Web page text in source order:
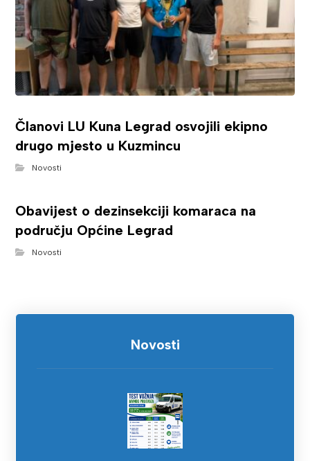
Članovi LU Kuna Legrad osvojili ekipno
drugo mjesto u Kuzmincu
Novosti
Obavijest o dezinsekciji komaraca na
području Općine Legrad
Novosti
Novosti